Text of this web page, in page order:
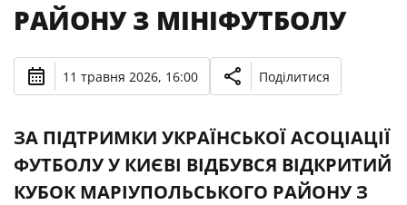
РАЙОНУ З МІНІФУТБОЛУ
11 травня 2026, 16:00 Поділитися
ЗА ПІДТРИМКИ УКРАЇНСЬКОЇ АСОЦІАЦІЇ
ФУТБОЛУ У КИЄВІ ВІДБУВСЯ ВІДКРИТИЙ
КУБОК МАРІУПОЛЬСЬКОГО РАЙОНУ З